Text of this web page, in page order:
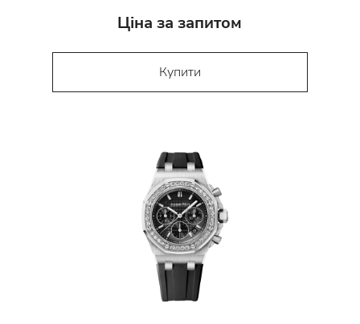
Ціна за запитом
Купити